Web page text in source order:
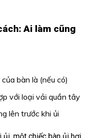
Ai làm cũng
bàn là (nếu có)
với loại vải quần tây
lên trước khi ủi